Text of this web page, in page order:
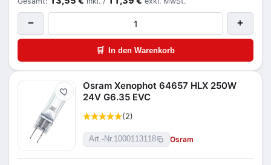
− +
🛒 In den Warenkorb
Merken
Osram Xenophot 64657 HLX 250W
24V G6.35 EVC
(2)
Art.-Nr.1000113118 Osram